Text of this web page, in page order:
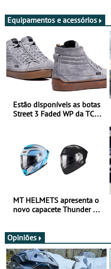
Equipamentos e acessórios
Estão disponíveis as botas
Street 3 Faded WP da TCX
MT HELMETS apresenta o
novo capacete Thunder 4 R
Opiniões